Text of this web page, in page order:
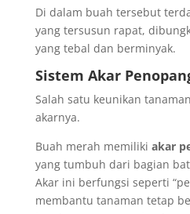
Di dalam buah tersebut
yang tersusun rapat,
yang tebal dan berminyak.
Sistem Akar
Salah satu keunikan
akarnya.
Buah merah memiliki akar
yang tumbuh dari bagian
Akar ini berfungsi seperti
membantu tanaman tetap